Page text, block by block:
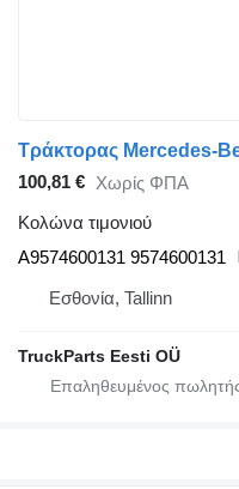
100,81 € Χωρίς ΦΠΑ
Κολώνα τιμονιού
A9574600131 9574600131
Εσθονία, Tallinn
TruckParts Eesti OÜ